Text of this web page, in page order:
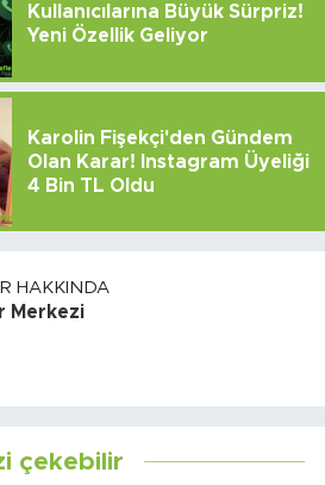
Kullanıcılarına Büyük Sürpriz!
Yeni Özellik Geliyor
Karolin Fişekçi'den Gündem
Olan Karar! Instagram Üyeliği
4 Bin TL Oldu
HAKKINDA
Merkezi
çekebilir